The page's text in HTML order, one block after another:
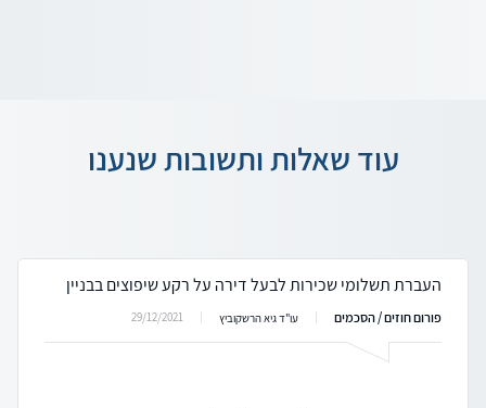
עוד שאלות ותשובות שנענו
העברת תשלומי שכירות לבעל דירה על רקע שיפוצים בבניין
פורום חוזים / הסכמים עו"ד גיא הרשקוביץ 29/12/2021